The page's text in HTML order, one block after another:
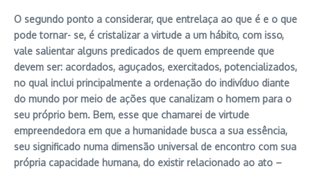
O segundo ponto a considerar, que entrelaça ao que é e o que
pode tornar- se, é cristalizar a virtude a um hábito, com isso,
vale salientar alguns predicados de quem empreende que
devem ser: acordados, aguçados, exercitados, potencializados,
no qual inclui principalmente a ordenação do indivíduo diante
do mundo por meio de ações que canalizam o homem para o
seu próprio bem. Bem, esse que chamarei de virtude
empreendedora em que a humanidade busca a sua essência,
seu significado numa dimensão universal de encontro com sua
própria capacidade humana, do existir relacionado ao ato –